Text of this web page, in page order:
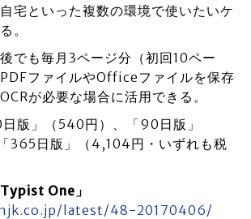
宅といった複数の環境で使いたいケ
。
でも毎月3ページ分（初回10ペー
ファイルやOfficeファイルを保存
が必要な場合に活用できる。
版」（540円）、「90日版」
365日版」（4,104円・いずれも税
One」
latest/48-20170406/